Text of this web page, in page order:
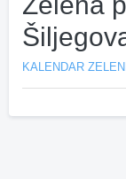
KALENDAR